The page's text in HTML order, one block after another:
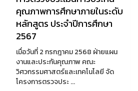
คุณภาพการศึกษาภายในระดับ
หลักสูตร ประจำปีการศึกษา
2567
เมื่อวันที่ 2 กรกฎาคม 2568 ฝ่ายแผน
งานและประกันคุณภาพ คณะ
วิศวกรรมศาสตร์และเทคโนโลยี จัด
โครงการตรวจประ ...